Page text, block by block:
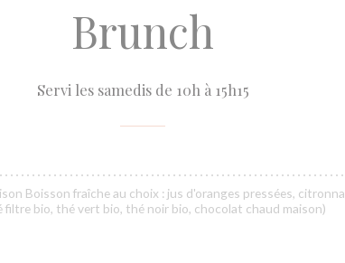
Brunch
Servi les samedis de 10h à 15h15
Boisson fraîche au choix : jus d'oranges pressées,
filtre bio, thé vert bio, thé noir bio, chocolat chaud maison)